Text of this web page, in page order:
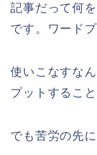
記事だって何
です。ワード
使いこなすな
プットするこ
でも苦労の先